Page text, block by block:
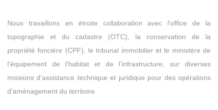
topographie et du cadastre (OTC), la conservation de la
propriété foncière (CPF), le tribunal immobilier etle ministère de
l'équipement de l'habitat et de l'infrastructure , sur diverses
missions d'assistance technique et juridique pour des opérations
d'aménagement du territoire.